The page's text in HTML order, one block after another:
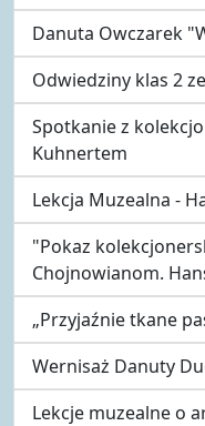
Danuta Owczarek
Odwiedziny klas 2
Spotkanie z
Kuhnertem
Lekcja Muzealna -
"Pokaz
Chojnowianom.
„Przyjaźnie tkane
Wernisaż Danuty
Lekcje muzealne o